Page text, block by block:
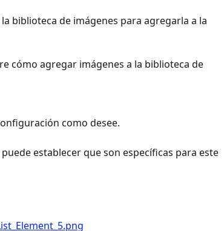
biblioteca de imágenes para agregarla a la
cómo agregar imágenes a la biblioteca de
como desee.
establecer que son específicas para este